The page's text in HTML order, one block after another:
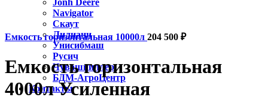
Jonh Deere
Navigator
Скаут
Лилиани
Унисибмаш
Русич
Чувашпиллер
БДМ-АгроЦентр
Контакты
Емкость горизонтальная 10000л 204 500 ₽
Емкость горизонтальная
4000л Усиленная